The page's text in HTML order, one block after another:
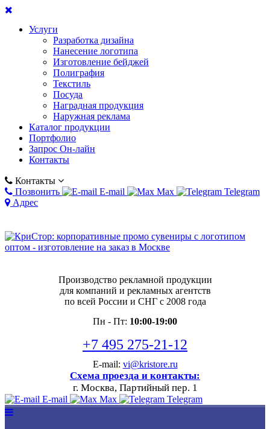
Услуги
Разработка дизайна
Нанесение логотипа
Изготовление бейджей
Полиграфия
Текстиль
Посуда
Наградная продукция
Наружная реклама
Каталог продукции
Портфолио
Запрос Он-лайн
Контакты
Контакты
Позвонить
E-mail Max
Telegram
Адрес
Производство рекламной продукции
для компаний и рекламных агентств
по всей России и СНГ с 2008 года
Пн - Пт: 10:00-19:00
+7 495 275-21-12
E-mail: vi@kristore.ru
Схема проезда и контакты:
г. Москва, Партийный пер. 1
E-mail Max Telegram